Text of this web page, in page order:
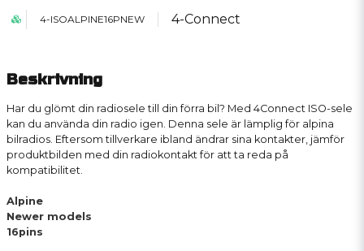
4-ISOALPINE16PNEW 4-Connect
Beskrivning
Har du glömt din radiosele till din förra bil? Med 4Connect ISO-sele
kan du använda din radio igen. Denna sele är lämplig för alpina
bilradios. Eftersom tillverkare ibland ändrar sina kontakter, jämför
produktbilden med din radiokontakt för att ta reda på
kompatibilitet.
Alpine
Newer models
16pins